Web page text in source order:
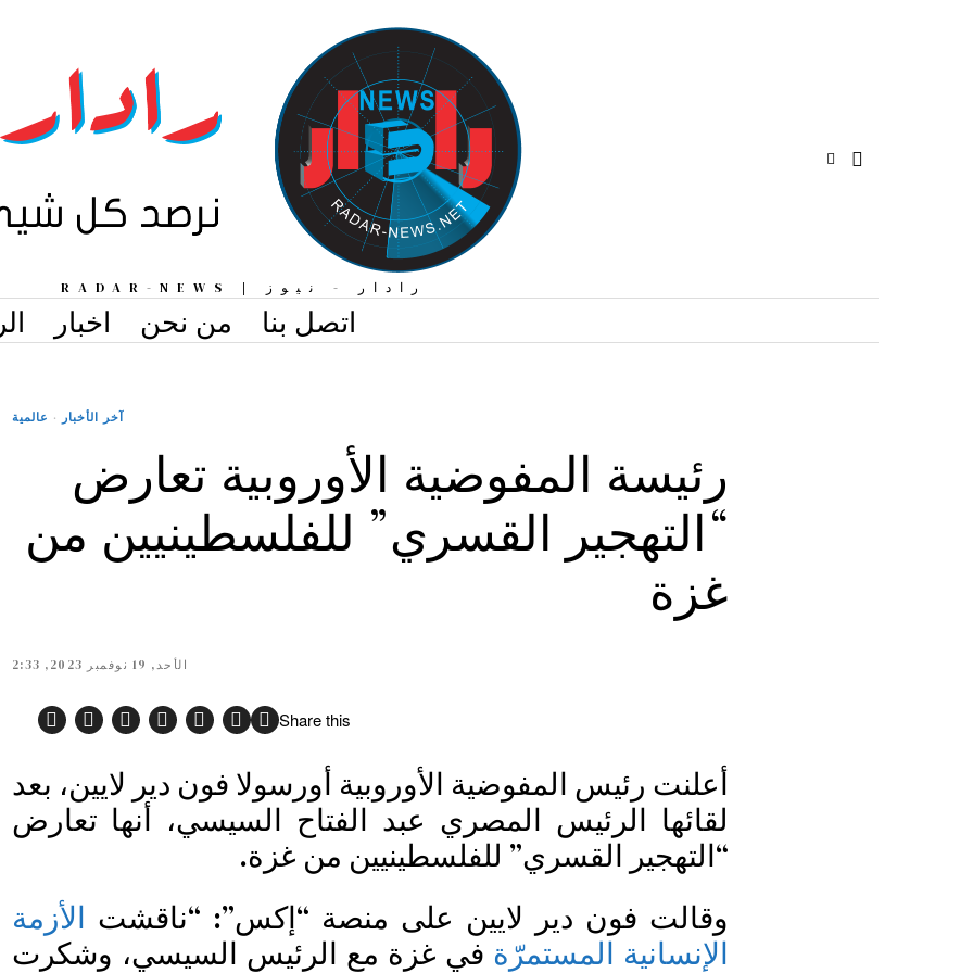
رادار - نيوز | RADAR-NEWS
اخبار من نحن اتصل بنا
آخر الأخبار · عالمية
رئيسة المفوضية الأوروبية تعارض
“التهجير القسري” للفلسطينيين من
غزة
الأحد, 19 نوفمبر 2023, 2:33
Share this
أعلنت رئيس المفوضية الأوروبية أورسولا فون دير لايين، بعد
لقائها الرئيس المصري عبد الفتاح السيسي، أنها تعارض
“التهجير القسري” للفلسطينيين من غزة.
وقالت فون دير لايين على منصة “إكس”: “ناقشت الأزمة
الإنسانية المستمرّة في غزة مع الرئيس السيسي، وشكرت